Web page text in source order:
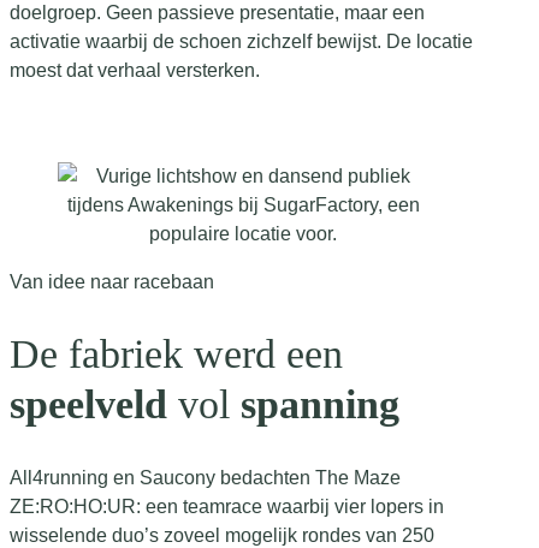
doelgroep. Geen passieve presentatie, maar een
activatie waarbij de schoen zichzelf bewijst. De locatie
moest dat verhaal versterken.
Van idee naar racebaan
De fabriek werd een
speelveld vol spanning
All4running en Saucony bedachten The Maze
ZE:RO:HO:UR: een teamrace waarbij vier lopers in
wisselende duo’s zoveel mogelijk rondes van 250